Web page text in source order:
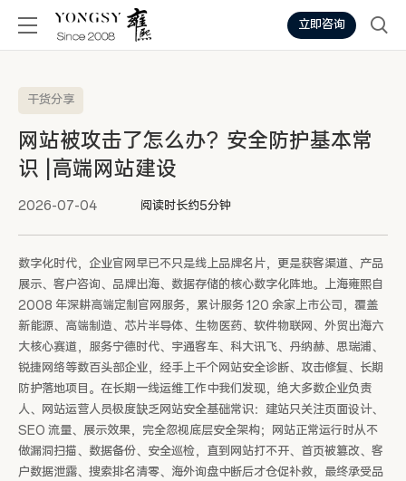
立即咨询
干货分享
网站被攻击了怎么办？安全防护基本常
识 |高端网站建设
2026-07-04 阅读时长约5分钟
数字化时代，企业官网早已不只是线上品牌名片，更是获客渠道、产品
展示、客户咨询、品牌出海、数据存储的核心数字化阵地。上海雍熙自
2008 年深耕高端定制官网服务，累计服务 120 余家上市公司，覆盖
新能源、高端制造、芯片半导体、生物医药、软件物联网、外贸出海六
大核心赛道，服务宁德时代、宇通客车、科大讯飞、丹纳赫、思瑞浦、
锐捷网络等数百头部企业，经手上千个网站安全诊断、攻击修复、长期
防护落地项目。在长期一线运维工作中我们发现，绝大多数企业负责
人、网站运营人员极度缺乏网站安全基础常识：建站只关注页面设计、
SEO 流量、展示效果，完全忽视底层安全架构；网站正常运行时从不
做漏洞扫描、数据备份、安全巡检，直到网站打不开、首页被篡改、客
户数据泄露、搜索排名清零、海外询盘中断后才仓促补救，最终承受品